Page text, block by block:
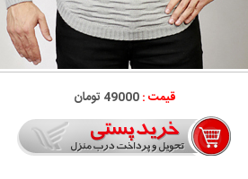
قیمت :49000 تومان